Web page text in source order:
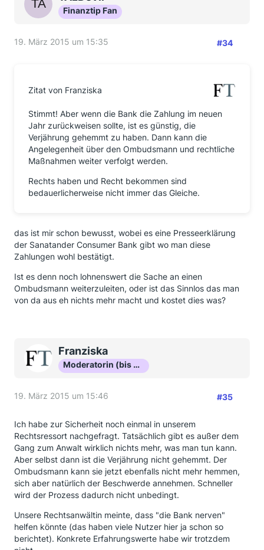
Finanztip Fan
19. März 2015 um 15:35 #34
Zitat von Franziska
Stimmt! Aber wenn die Bank die Zahlung im neuen
Jahr zurückweisen sollte, ist es günstig, die
Verjährung gehemmt zu haben. Dann kann die
Angelegenheit über den Ombudsmann und rechtliche
Maßnahmen weiter verfolgt werden.
Rechts haben und Recht bekommen sind
bedauerlicherweise nicht immer das Gleiche.
das ist mir schon bewusst, wobei es eine Presseerklärung
der Sanatander Consumer Bank gibt wo man diese
Zahlungen wohl bestätigt.
Ist es denn noch lohnenswert die Sache an einen
Ombudsmann weiterzuleiten, oder ist das Sinnlos das man
von da aus eh nichts mehr macht und kostet dies was?
Franziska
Moderatorin (bis Okt 16)
19. März 2015 um 15:46 #35
Ich habe zur Sicherheit noch einmal in unserem
Rechtsressort nachgefragt. Tatsächlich gibt es außer dem
Gang zum Anwalt wirklich nichts mehr, was man tun kann.
Aber selbst dann ist die Verjährung nicht gehemmt. Der
Ombudsmann kann sie jetzt ebenfalls nicht mehr hemmen,
sich aber natürlich der Beschwerde annehmen. Schneller
wird der Prozess dadurch nicht unbedingt.
Unsere Rechtsanwältin meinte, dass "die Bank nerven"
helfen könnte (das haben viele Nutzer hier ja schon so
berichtet). Konkrete Erfahrungswerte habe wir trotzdem